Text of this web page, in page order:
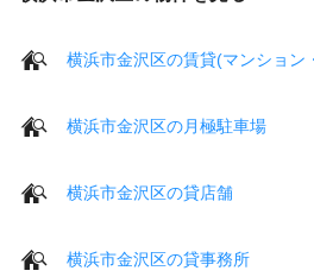
横浜市金沢区の賃貸(マンション
横浜市金沢区の月極駐車場
横浜市金沢区の貸店舗
横浜市金沢区の貸事務所